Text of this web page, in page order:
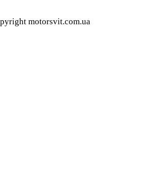
motorsvit.com.ua